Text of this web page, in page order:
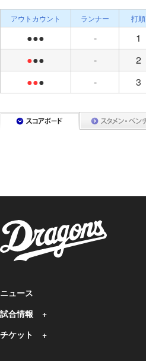
アウトカウント ランナー 打順
●●● - 1
●●● - 2
●●● - 3
ニュース
試合情報
チケット